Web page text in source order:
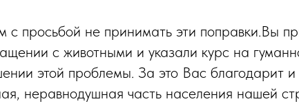
просьбой не принимать эти поправки.Вы
с животными и указали курс на
этой проблемы. За это Вас благодарит и
неравнодушная часть населения нашей